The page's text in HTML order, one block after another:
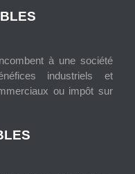
à une société
industriels et
ou impôt sur